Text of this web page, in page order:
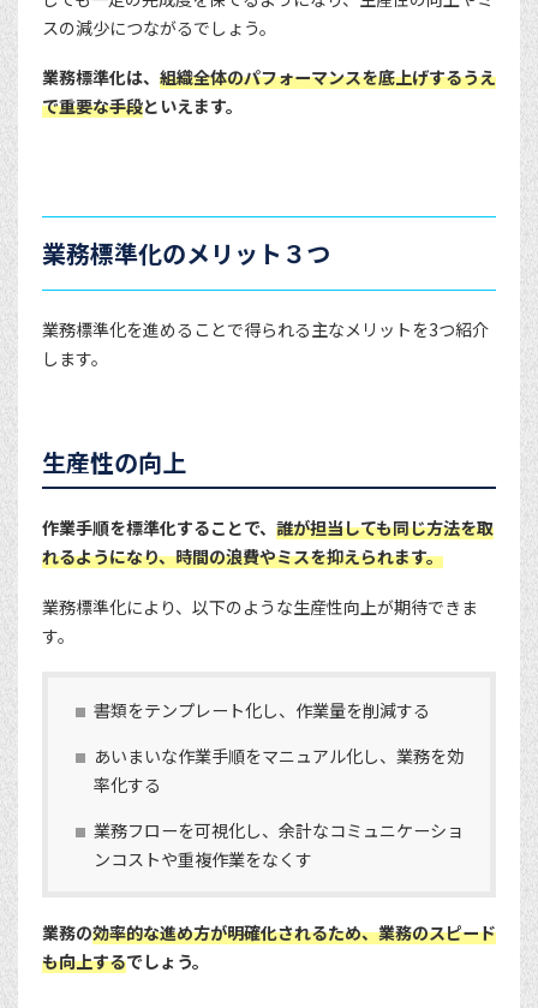
スの減少につながるでしょう。
業務標準化は、 組織全体のパフォーマンスを底上げするうえ
で重要な手段といえます。
業務標準化のメリット３つ
業務標準化を進めることで得られる主なメリットを3つ紹介
します。
生産性の向上
作業手順を標準化することで、 誰が担当しても同じ方法を取
れるようになり、時間の浪費やミスを抑えられます。
業務標準化により、以下のような生産性向上が期待できま
す。
書類をテンプレート化し、作業量を削減する
あいまいな作業手順をマニュアル化し、業務を効
率化する
業務フローを可視化し、余計なコミュニケーショ
ンコストや重複作業をなくす
業務の効率的な進め方が明確化されるため、業務のスピード
も向上するでしょう。